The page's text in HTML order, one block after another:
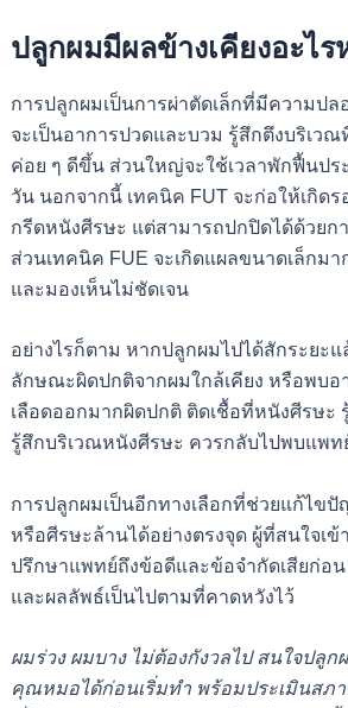
ปลูกผมมีผลข้างเคียงอะไร
การปลูกผมเป็นการผ่าตัดเล็กที่มีความป
จะเป็นอาการปวดและบวม รู้สึกตึงบริเวณ
ค่อย ๆ ดีขึ้น ส่วนใหญ่จะใช้เวลาพักฟื้นปร
วัน นอกจากนี้ เทคนิค FUT จะก่อให้เกิด
กรีดหนังศีรษะ แต่สามารถปกปิดได้ด้วยก
ส่วนเทคนิค FUE จะเกิดแผลขนาดเล็กมา
และมองเห็นไม่ชัดเจน
อย่างไรก็ตาม หากปลูกผมไปได้สักระยะ
ลักษณะผิดปกติจากผมใกล้เคียง หรือพบอ
เลือดออกมากผิดปกติ ติดเชื้อที่หนังศีรษะ
รู้สึกบริเวณหนังศีรษะ ควรกลับไปพบแพ
การปลูกผมเป็นอีกทางเลือกที่ช่วยแก้ไขปั
หรือศีรษะล้านได้อย่างตรงจุด ผู้ที่สนใจเ
ปรึกษาแพทย์ถึงข้อดีและข้อจำกัดเสียก่อ
และผลลัพธ์เป็นไปตามที่คาดหวังไว้
ผมร่วง ผมบาง ไม่ต้องกังวลไป สนใจปลู
คุณหมอได้ก่อนเริ่มทำ พร้อมประเมินสภ